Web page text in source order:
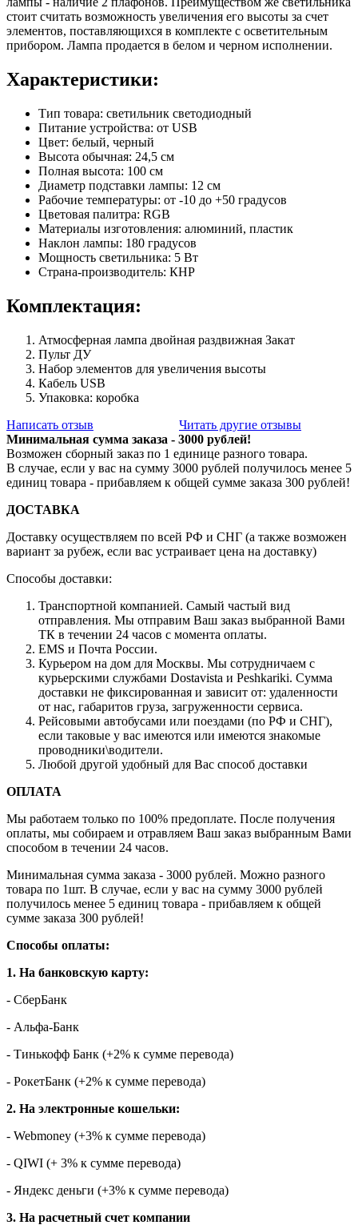
стоит считать возможность увеличения его высоты за счет
элементов, поставляющихся в комплекте с осветительным
прибором. Лампа продается в белом и черном исполнении.
Характеристики:
Тип товара: светильник светодиодный
Питание устройства: от USB
Цвет: белый, черный
Высота обычная: 24,5 см
Полная высота: 100 см
Диаметр подставки лампы: 12 см
Рабочие температуры: от -10 до +50 градусов
Цветовая палитра: RGB
Материалы изготовления: алюминий, пластик
Наклон лампы: 180 градусов
Мощность светильника: 5 Вт
Страна-производитель: КНР
Комплектация:
Атмосферная лампа двойная раздвижная Закат
Пульт ДУ
Набор элементов для увеличения высоты
Кабель USB
Упаковка: коробка
Написать отзыв
Читать другие отзывы
Минимальная сумма заказа - 3000 рублей!
Возможен сборный заказ по 1 единице разного товара.
В случае, если у вас на сумму 3000 рублей получилось менее 5
единиц товара - прибавляем к общей сумме заказа 300 рублей!
ДОСТАВКА
Доставку осуществляем по всей РФ и СНГ (а также возможен
вариант за рубеж, если вас устраивает цена на доставку)
Способы доставки:
Транспортной компанией. Самый частый вид
отправления. Мы отправим Ваш заказ выбранной Вами
ТК в течении 24 часов с момента оплаты.
EMS и Почта России.
Курьером на дом для Москвы. Мы сотрудничаем с
курьерскими службами Dostavista и Peshkariki. Сумма
доставки не фиксированная и зависит от: удаленности
от нас, габаритов груза, загруженности сервиса.
Рейсовыми автобусами или поездами (по РФ и СНГ),
если таковые у вас имеются или имеются знакомые
проводники\водители.
Любой другой удобный для Вас способ доставки
ОПЛАТА
Мы работаем только по 100% предоплате. После получения
оплаты, мы собираем и отравляем Ваш заказ выбранным Вами
способом в течении 24 часов.
Минимальная сумма заказа - 3000 рублей. Можно разного
товара по 1шт. В случае, если у вас на сумму 3000 рублей
получилось менее 5 единиц товара - прибавляем к общей
сумме заказа 300 рублей!
Способы оплаты:
1. На банковскую карту:
- СберБанк
- Альфа-Банк
- Тинькофф Банк (+2% к сумме перевода)
- РокетБанк (+2% к сумме перевода)
2. На электронные кошельки:
- Webmoney (+3% к сумме перевода)
- QIWI (+ 3% к сумме перевода)
- Яндекс деньги (+3% к сумме перевода)
3. На расчетный счет компании